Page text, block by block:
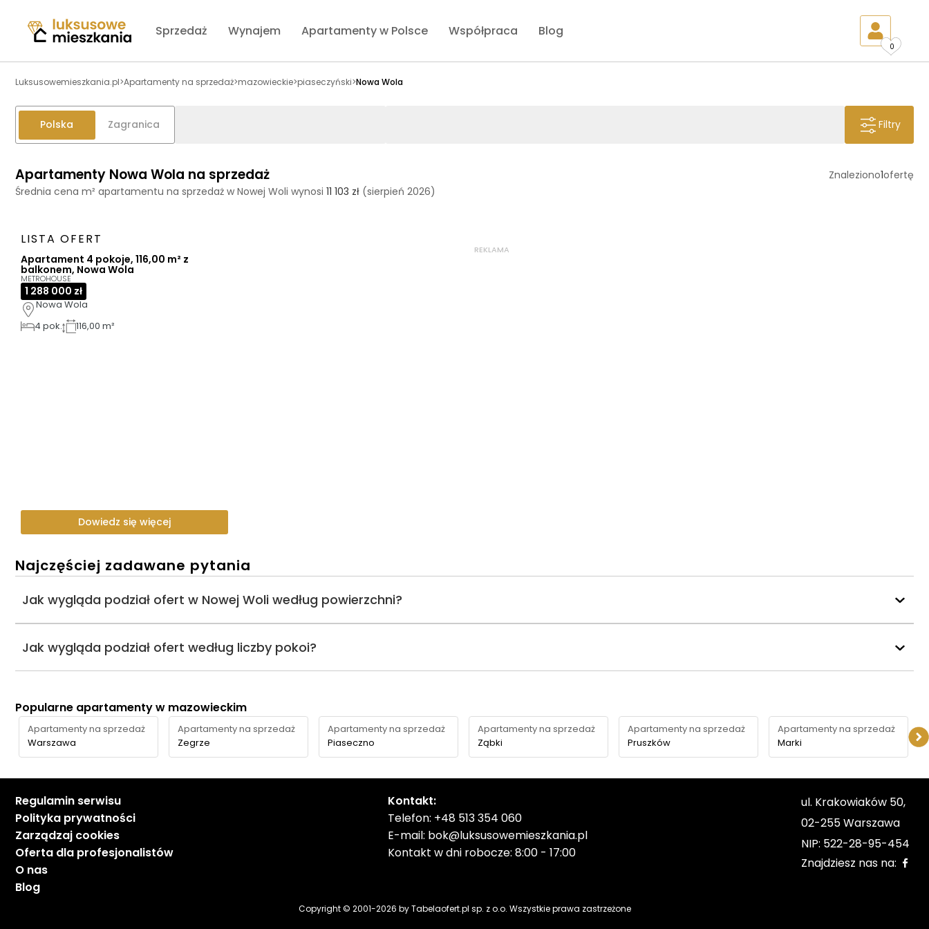
Sprzedaż Wynajem Apartamenty w Polsce Współpraca Blog
0
Luksusowemieszkania.pl>Apartamenty na sprzedaż>mazowieckie>piaseczyński>Nowa Wola
Polska Zagranica Filtry
Apartamenty Nowa Wola na sprzedaż
Średnia cena m² apartamentu na sprzedaż w Nowej Woli wynosi 11 103 zł (sierpień 2026)
Znaleziono1ofertę
LISTA OFERT
Apartament 4 pokoje, 116,00 m² z
balkonem, Nowa Wola
METROHOUSE
1 288 000 zł
Nowa Wola
4 pok. 116,00 m²
Dowiedz się więcej
REKLAMA
Najczęściej zadawane pytania
Jak wygląda podział ofert w Nowej Woli według powierzchni?
Jak wygląda podział ofert według liczby pokoi?
Popularne apartamenty w mazowieckim
Apartamenty na sprzedaż
Warszawa
Apartamenty na sprzedaż
Zegrze
Apartamenty na sprzedaż
Piaseczno
Apartamenty na sprzedaż
Ząbki
Apartamenty na sprzedaż
Pruszków
Apartamenty na sprzedaż
Marki
Regulamin serwisu
Polityka prywatności
Zarządzaj cookies
Oferta dla profesjonalistów
O nas
Blog
Kontakt:
Telefon: +48 513 354 060
E-mail: bok@luksusowemieszkania.pl
Kontakt w dni robocze: 8:00 - 17:00
ul. Krakowiaków 50,
02-255 Warszawa
NIP: 522-28-95-454
Znajdziesz nas na:
Copyright © 2001-2026 by Tabelaofert.pl sp. z o.o. Wszystkie prawa zastrzeżone